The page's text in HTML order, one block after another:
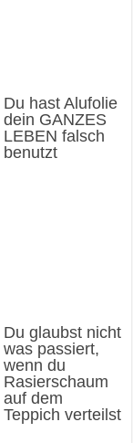
Du hast Alufolie
dein GANZES
LEBEN falsch
benutzt
Du glaubst nicht
was passiert,
wenn du
Rasierschaum
auf dem
Teppich verteilst